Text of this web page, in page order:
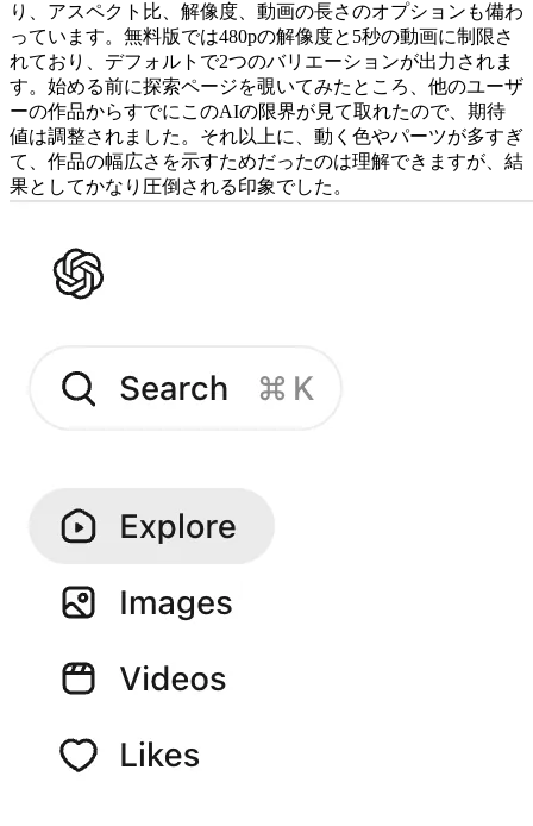
り、アスペクト比、解像度、動画の長さのオプションも備わ
っています。無料版では480pの解像度と5秒の動画に制限さ
れており、デフォルトで2つのバリエーションが出力されま
す。始める前に探索ページを覗いてみたところ、他のユーザ
ーの作品からすでにこのAIの限界が見て取れたので、期待
値は調整されました。それ以上に、動く色やパーツが多すぎ
て、作品の幅広さを示すためだったのは理解できますが、結
果としてかなり圧倒される印象でした。